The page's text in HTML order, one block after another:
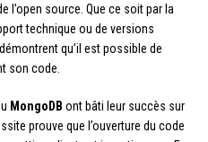
l’open source. Que ce soit par la
technique ou de versions
qu’il est possible de
son code.
MongoDB ont bâti leur succès sur
prouve que l’ouverture du code